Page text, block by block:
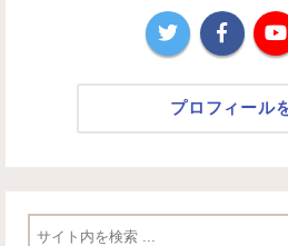
プロフィール